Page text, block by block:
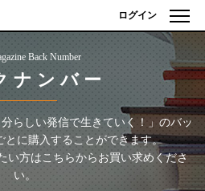
ログイン
Back Number
ナンバー
らしい発信で生きていく！」 のバッ
とに購入することができます。
い方はこちらからお買い求めくださ
い。